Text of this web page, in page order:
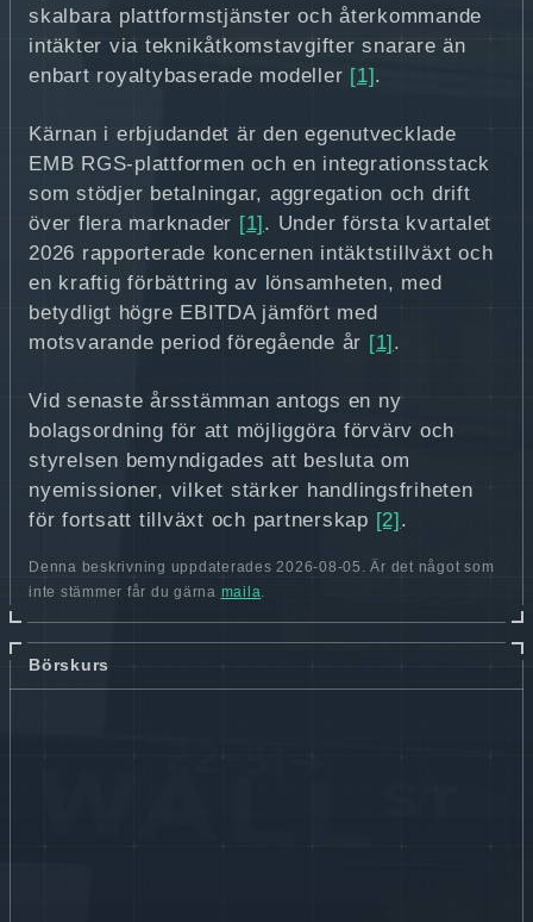
skalbara plattformstjänster och återkommande
intäkter via teknikåtkomstavgifter snarare än
enbart royaltybaserade modeller [1] .
Kärnan i erbjudandet är den egenutvecklade
EMB RGS-plattformen och en integrationsstack
som stödjer betalningar, aggregation och drift
över flera marknader [1] . Under första kvartalet
2026 rapporterade koncernen intäktstillväxt och
en kraftig förbättring av lönsamheten, med
betydligt högre EBITDA jämfört med
motsvarande period föregående år [1] .
Vid senaste årsstämman antogs en ny
bolagsordning för att möjliggöra förvärv och
styrelsen bemyndigades att besluta om
nyemissioner, vilket stärker handlingsfriheten
för fortsatt tillväxt och partnerskap [2] .
Denna beskrivning uppdaterades 2026-08-05. Är det något som
inte stämmer får du gärna maila.
Börskurs